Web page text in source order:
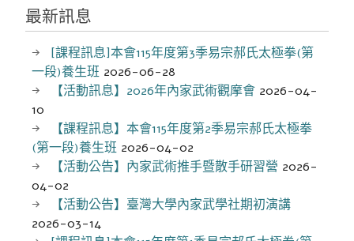
最新訊息
[課程訊息]本會115年度第3季易宗郝氏太極拳(第
一段)養生班 2026-06-28
【活動訊息】2026年內家武術觀摩會 2026-04-
10
【課程訊息】本會115年度第2季易宗郝氏太極拳
(第一段)養生班 2026-04-02
【活動公告】內家武術推手暨散手研習營 2026-
04-02
【活動公告】臺灣大學內家武學社期初演講
2026-03-14